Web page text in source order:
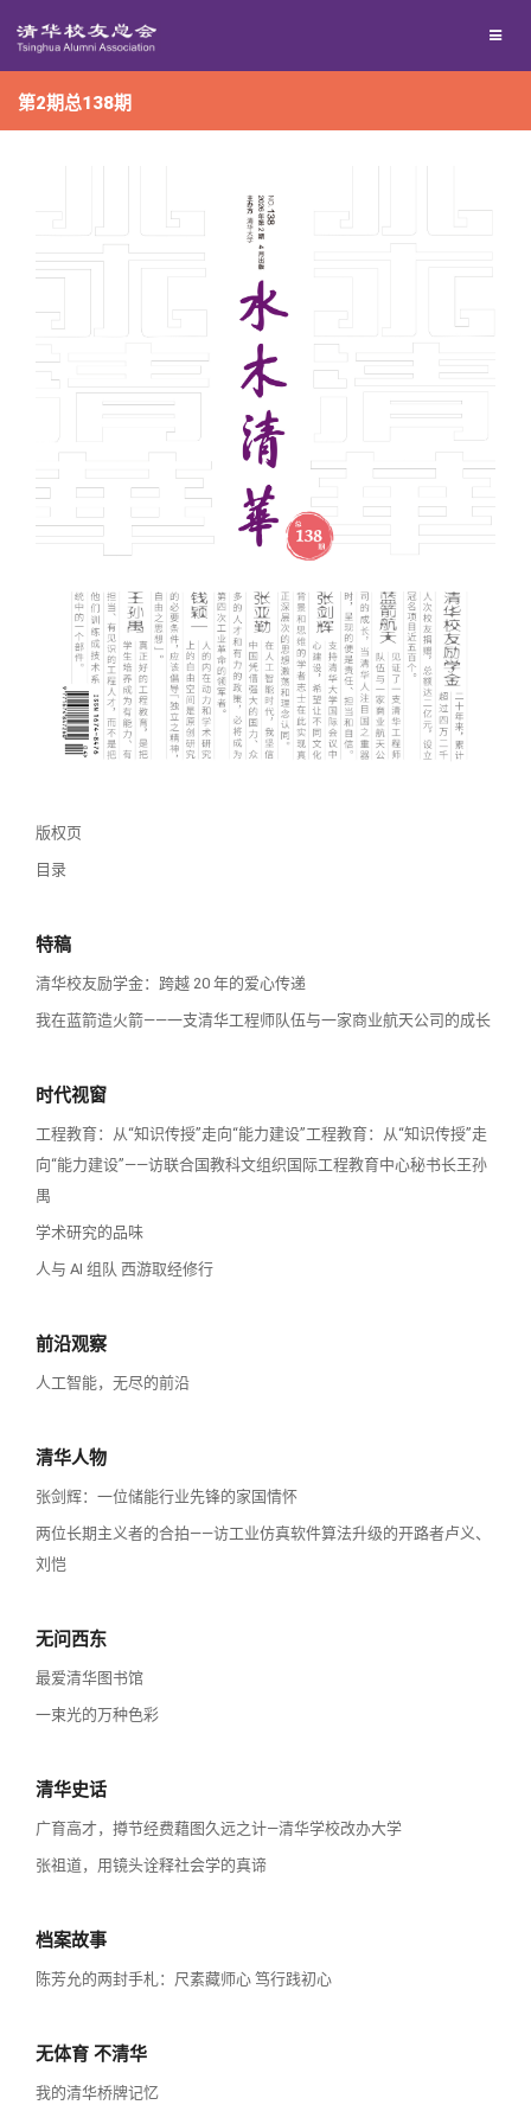
清华人物
清华故事
青春风采
校友文苑
校友讲坛
校友视界
终身学习
信息化服务
三创大赛
实用信息
总会简介
会长致辞
总会章程
理事会名单
制度法规
联系我们
关闭
第2期总138期
版权页
目录
特稿
清华校友励学金：跨越 20 年的爱心传递
我在蓝箭造火箭——一支清华工程师队伍与一家商业航天公司的成长
时代视窗
工程教育：从“知识传授”走向“能力建设”工程教育：从“知识传授”走
向“能力建设”——访联合国教科文组织国际工程教育中心秘书长王孙
禺
学术研究的品味
人与 AI 组队 西游取经修行
前沿观察
人工智能，无尽的前沿
清华人物
张剑辉：一位储能行业先锋的家国情怀
两位长期主义者的合拍——访工业仿真软件算法升级的开路者卢义、
刘恺
无问西东
最爱清华图书馆
一束光的万种色彩
清华史话
广育高才，撙节经费藉图久远之计—清华学校改办大学
张祖道，用镜头诠释社会学的真谛
档案故事
陈芳允的两封手札：尺素藏师心 笃行践初心
无体育 不清华
我的清华桥牌记忆